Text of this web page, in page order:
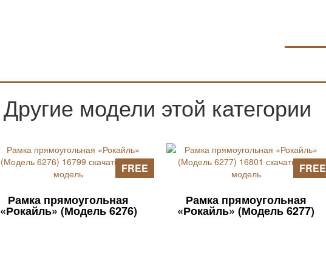
Другие модели этой категории
Рамка прямоугольная
«Рокайль» (Модель 6276)
FREE
Рамка прямоугольная
«Рокайль» (Модель 6277)
FREE